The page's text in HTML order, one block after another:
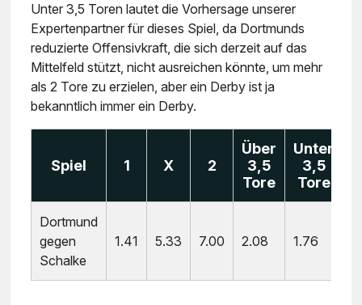
Unter 3,5 Toren lautet die Vorhersage unserer
Expertenpartner für dieses Spiel, da Dortmunds
reduzierte Offensivkraft, die sich derzeit auf das
Mittelfeld stützt, nicht ausreichen könnte, um mehr
als 2 Tore zu erzielen, aber ein Derby ist ja
bekanntlich immer ein Derby.
Spiel 1 X 2
Über
3,5
Tore
Unter
3,5
Tore
Dortmund
gegen
Schalke
1.41 5.33 7.00 2.08 1.76